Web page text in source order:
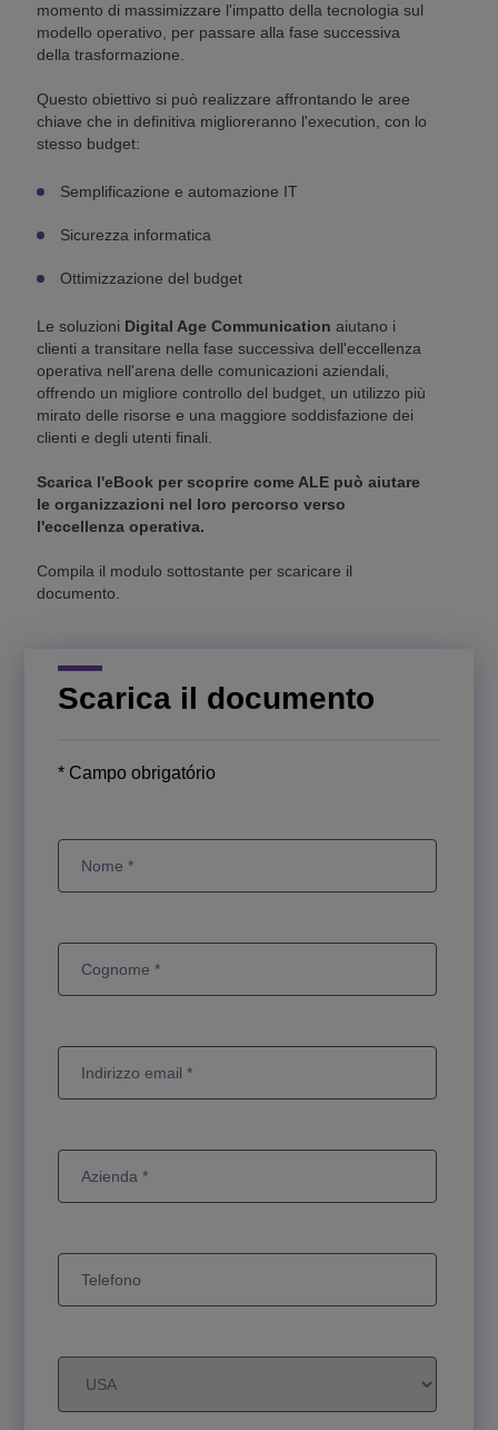
momento di massimizzare l'impatto della tecnologia sul
modello operativo, per passare alla fase successiva
della trasformazione.
Questo obiettivo si può realizzare affrontando le aree
chiave che in definitiva miglioreranno l'execution, con lo
stesso budget:
Semplificazione e automazione IT
Sicurezza informatica
Ottimizzazione del budget
Le soluzioni Digital Age Communication aiutano i
clienti a transitare nella fase successiva dell'eccellenza
operativa nell'arena delle comunicazioni aziendali,
offrendo un migliore controllo del budget, un utilizzo più
mirato delle risorse e una maggiore soddisfazione dei
clienti e degli utenti finali.
Scarica l'eBook per scoprire come ALE può aiutare
le organizzazioni nel loro percorso verso
l'eccellenza operativa.
Compila il modulo sottostante per scaricare il
documento.
Scarica il documento
* Campo obrigatório